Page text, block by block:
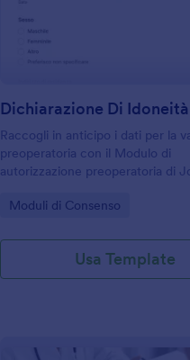
Raccogli in anticipo i dati per la
preoperatoria con il Modulo di
autorizzazione preoperatoria di
che vogliono organizzare la
Go to Category:
Moduli di Consenso
Usa Template